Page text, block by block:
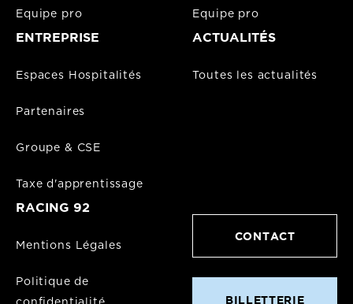
Equipe pro Equipe pro
ENTREPRISE
Espaces Hospitalités
Partenaires
Groupe & CSE
Taxe d'apprentissage
ACTUALITÉS
Toutes les actualités
RACING 92
Mentions Légales
Politique de
CONTACT
BILLETTERIE